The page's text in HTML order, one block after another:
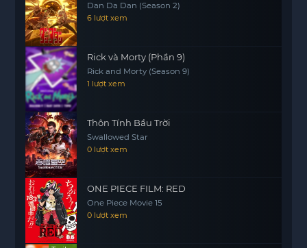
Dan Da Dan (Season 2)
6 lượt xem
Rick và Morty (Phần 9)
Rick and Morty (Season 9)
1 lượt xem
Thôn Tính Bầu Trời
Swallowed Star
0 lượt xem
ONE PIECE FILM: RED
One Piece Movie 15
0 lượt xem